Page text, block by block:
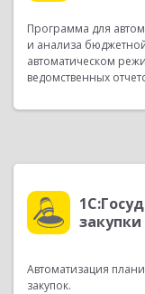
Программа для
и анализа
автоматическом
ведомственных
закупки
Автоматизация
закупок.